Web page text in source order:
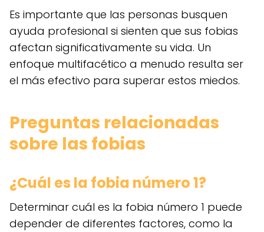
Es importante que las personas busquen
ayuda profesional si sienten que sus fobias
afectan significativamente su vida. Un
enfoque multifacético a menudo resulta ser
el más efectivo para superar estos miedos.
Preguntas relacionadas
sobre las fobias
¿Cuál es la fobia número 1?
Determinar cuál es la fobia número 1 puede
depender de diferentes factores, como la